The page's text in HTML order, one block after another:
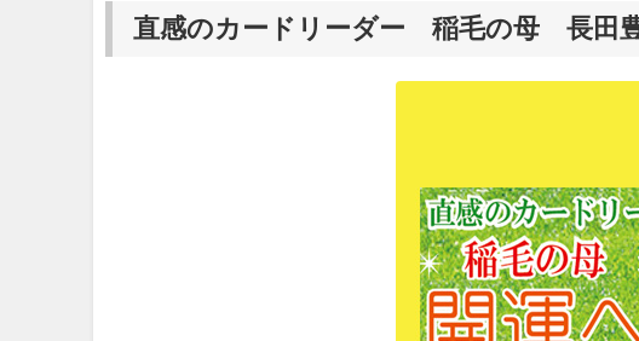
直感のカードリーダー 稲毛の母 長田